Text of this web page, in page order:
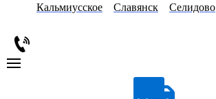
Кальмиусское
Славянск Селидово